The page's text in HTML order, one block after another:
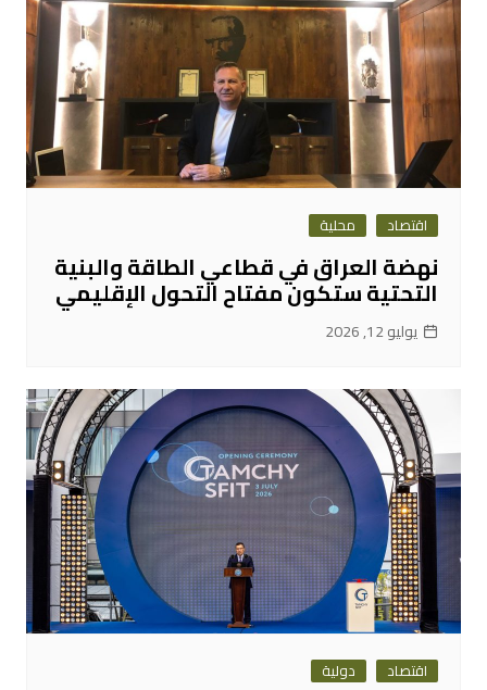
اقتصاد محلية
نهضة العراق في قطاعي الطاقة والبنية
التحتية ستكون مفتاح التحول الإقليمي
يوليو 12, 2026
اقتصاد دولية